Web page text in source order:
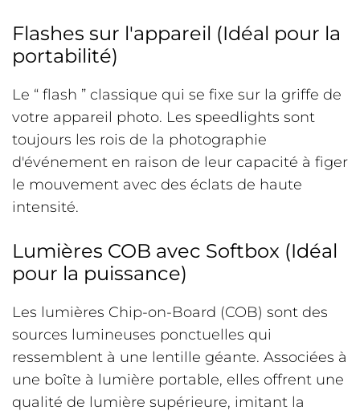
Flashes sur l'appareil (Idéal pour la
portabilité)
Le “ flash ” classique qui se fixe sur la griffe de
votre appareil photo. Les speedlights sont
toujours les rois de la photographie
d'événement en raison de leur capacité à figer
le mouvement avec des éclats de haute
intensité.
Lumières COB avec Softbox (Idéal
pour la puissance)
Les lumières Chip-on-Board (COB) sont des
sources lumineuses ponctuelles qui
ressemblent à une lentille géante. Associées à
une boîte à lumière portable, elles offrent une
qualité de lumière supérieure, imitant la